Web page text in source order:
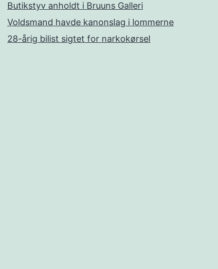
Butikstyv anholdt i Bruuns Galleri
Voldsmand havde kanonslag i lommerne
28-årig bilist sigtet for narkokørsel